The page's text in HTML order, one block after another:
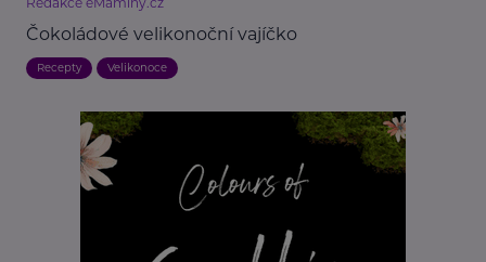
Čokoládové velikonoční vajíčko
Recepty Velikonoce